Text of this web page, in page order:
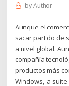
byAuthor
Aunque el
sacar partido de
a nivel global.
compañía
productos más
Windows, la suite